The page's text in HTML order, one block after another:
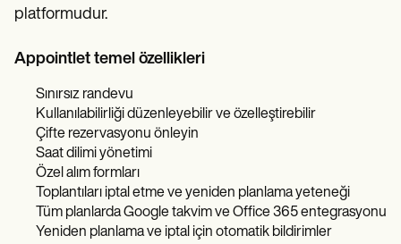
platformudur.
Appointlet temel özellikleri
Sınırsız randevu
Kullanılabilirliği düzenleyebilir ve özelleştirebilir
Çifte rezervasyonu önleyin
Saat dilimi yönetimi
Özel alım formları
Toplantıları iptal etme ve yeniden planlama yeteneği
Tüm planlarda Google takvim ve Office 365 entegrasyonu
Yeniden planlama ve iptal için otomatik bildirimler